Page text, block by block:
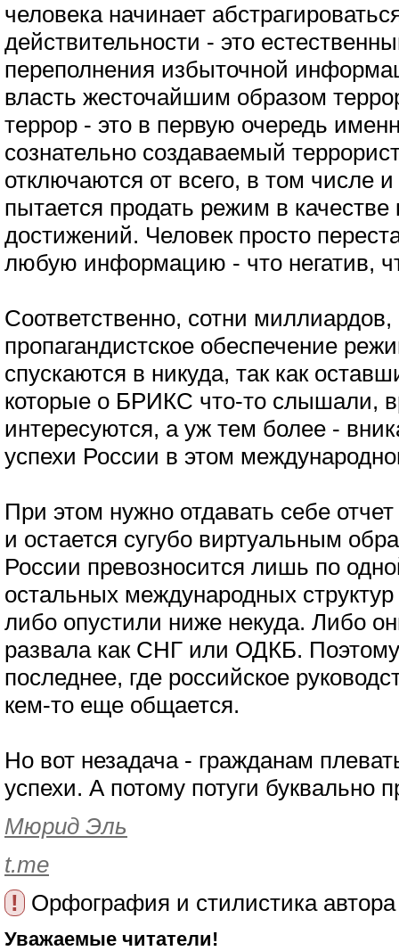
человека начинает
действительности - это
переполнения избыточной
власть жесточайшим образом
террор - это в первую очередь
сознательно создаваемый
отключаются от всего, в том числе и
пытается продать режим в качестве
достижений. Человек просто
любую информацию - что негатив,
Соответственно, сотни
пропагандистское обеспечение
спускаются в никуда, так как
которые о БРИКС что-то слышали,
интересуются, а уж тем более -
успехи России в этом
При этом нужно отдавать себе
и остается сугубо виртуальным
России превозносится лишь по
остальных международных
либо опустили ниже некуда. Либо
развала как СНГ или ОДКБ.
последнее, где российское
кем-то еще общается.
Но вот незадача - гражданам
успехи. А потому потуги буквально
Мюрид Эль
t.me
!
Орфография и стилистика
Уважаемые читатели!